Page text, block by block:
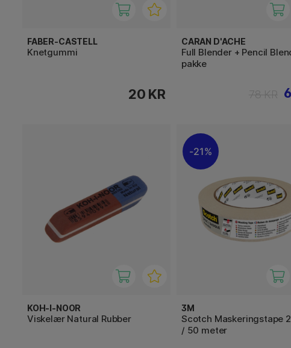
FABER-CASTELL
Knetgummi
20 KR
CARAN D'ACHE
Full Blender + Pencil
pakke
KOH-I-NOOR
Viskelær Natural Rubber
21%
3M
Scotch Maskeringstape
/ 50 meter